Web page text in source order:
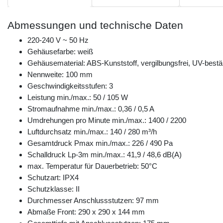
Abmessungen und technische Daten
220-240 V ~ 50 Hz
Gehäusefarbe: weiß
Gehäusematerial: ABS-Kunststoff, vergilbungsfrei, UV-
Nennweite: 100 mm
Geschwindigkeitsstufen: 3
Leistung min./max.: 50 / 105 W
Stromaufnahme min./max.: 0,36 / 0,5 A
Umdrehungen pro Minute min./max.: 1400 / 2200
Luftdurchsatz min./max.: 140 / 280 m³/h
Gesamtdruck Pmax min./max.: 226 / 490 Pa
Schalldruck Lp-3m min./max.: 41,9 / 48,6 dB(A)
max. Temperatur für Dauerbetrieb: 50°C
Schutzart: IPX4
Schutzklasse: II
Durchmesser Anschlussstutzen: 97 mm
Abmaße Front: 290 x 290 x 144 mm